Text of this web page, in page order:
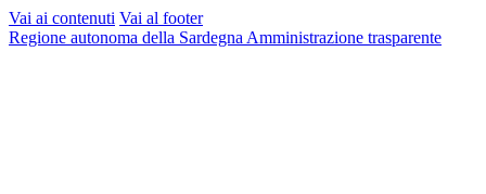
Vai ai contenuti Vai al footer
Regione autonoma della Sardegna Amministrazione trasparente